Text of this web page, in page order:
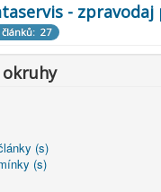
- zpravodaj
článků: 27
(s)
(s)